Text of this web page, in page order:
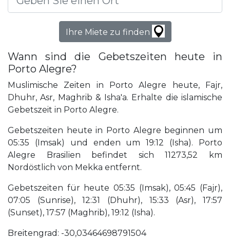
Ihre Miete zu finden
Wann sind die Gebetszeiten heute in
Porto Alegre?
Muslimische Zeiten in Porto Alegre heute, Fajr,
Dhuhr, Asr, Maghrib & Isha'a. Erhalte die islamische
Gebetszeit in Porto Alegre.
Gebetszeiten heute in Porto Alegre beginnen um
05:35 (Imsak) und enden um 19:12 (Isha). Porto
Alegre Brasilien befindet sich 11273,52 km
Nordöstlich von Mekka entfernt.
Gebetszeiten für heute 05:35 (Imsak), 05:45 (Fajr),
07:05 (Sunrise), 12:31 (Dhuhr), 15:33 (Asr), 17:57
(Sunset), 17:57 (Maghrib), 19:12 (Isha).
Breitengrad: -30,03464698791504